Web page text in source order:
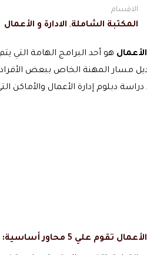
الاقسام
المكتبة الشاملة, الادارة و الأعمال
هو أحد البرامج الهامة التي
مسار المهنة الخاص ببعض
دبلوم إدارة الأعمال والأماكن
الأعمال تقوم علي 5 محاور أساسية :